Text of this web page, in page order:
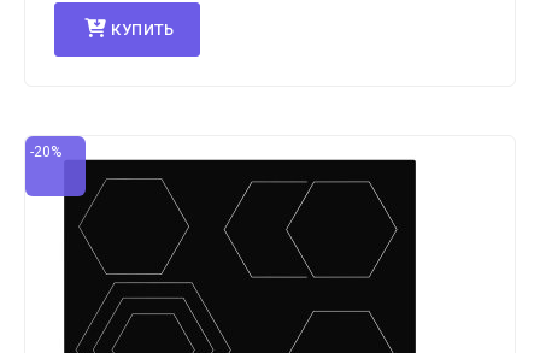
КУПИТЬ
-20%